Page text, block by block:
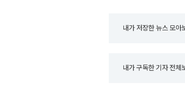
내가 저장한 뉴스 모아
내가 구독한 기자 전체